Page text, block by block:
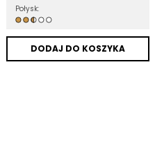
Połysk:
DODAJ DO KOSZYKA